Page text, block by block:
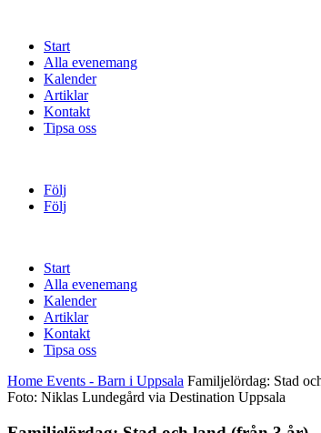
Start
Alla evenemang
Kalender
Artiklar
Kontakt
Tipsa oss
Följ
Följ
Start
Alla evenemang
Kalender
Artiklar
Kontakt
Tipsa oss
Home Events - Barn i Uppsala Familjelördag: Stad
Foto: Niklas Lundegård via Destination Uppsala